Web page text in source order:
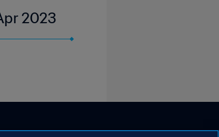
2023